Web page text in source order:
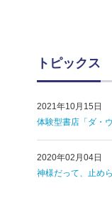
トピックス
2021年10月15日
体験型書店「ダ・
2020年02月04日
神様だって、止め